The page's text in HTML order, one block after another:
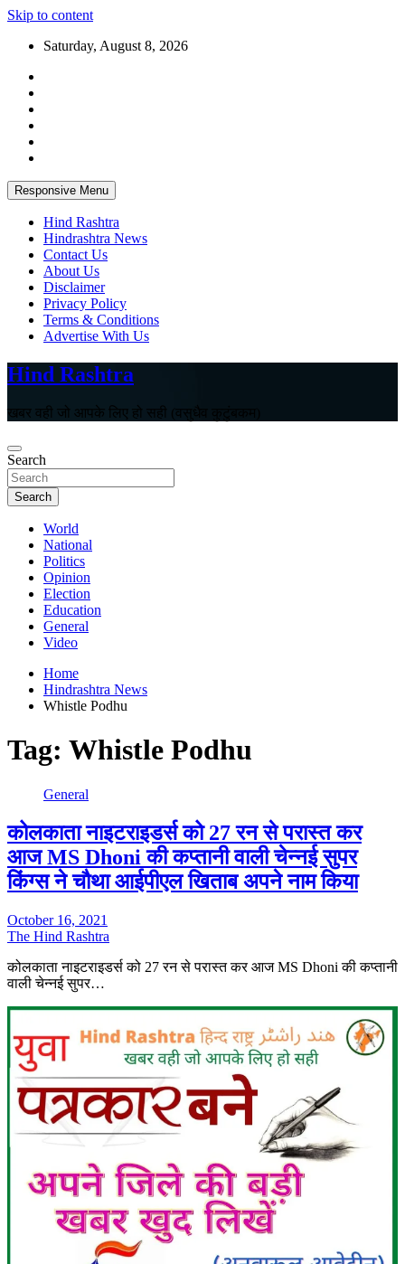
Skip to content
Saturday, August 8, 2026
Responsive Menu
Hind Rashtra
Hindrashtra News
Contact Us
About Us
Disclaimer
Privacy Policy
Terms & Conditions
Advertise With Us
Hind Rashtra
खबर वही जो आपके लिए हो सही (वसुधैव कुटुंबकम)
Search
Search
World
National
Politics
Opinion
Election
Education
General
Video
Home
Hindrashtra News
Whistle Podhu
Tag: Whistle Podhu
General
कोलकाता नाइटराइडर्स को 27 रन से परास्‍त कर
आज MS Dhoni की कप्‍तानी वाली चेन्‍नई सुपर
किंग्‍स ने चौथा आईपीएल खिताब अपने नाम किया
October 16, 2021
The Hind Rashtra
कोलकाता नाइटराइडर्स को 27 रन से परास्‍त कर आज MS Dhoni की कप्‍तानी
वाली चेन्‍नई सुपर…